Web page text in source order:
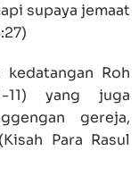
supaya jemaat
)
Roh
) yang juga
gereja,
Kisah Para Rasul